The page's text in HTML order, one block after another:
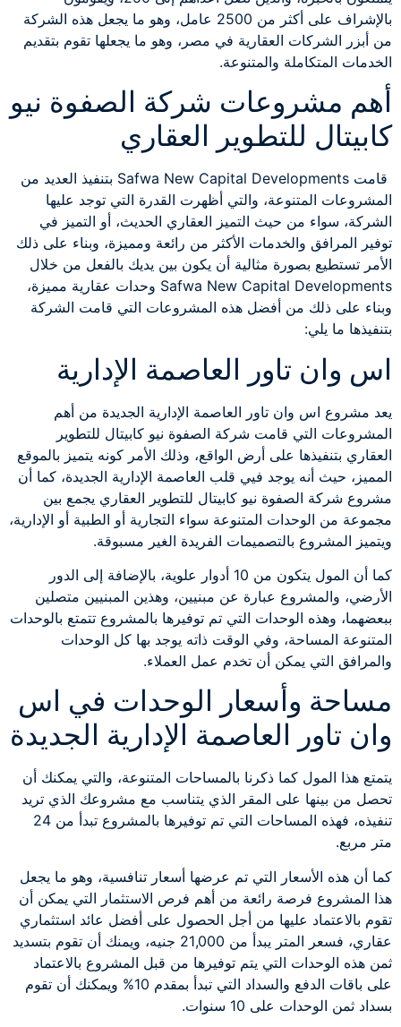
بالإشراف على أكثر من 2500 عامل، وهو ما يجعل هذه الشركة
من أبزر الشركات العقارية في مصر، وهو ما يجعلها تقوم بتقديم
الخدمات المتكاملة والمتنوعة.
أهم مشروعات شركة الصفوة نيو
كابيتال للتطوير العقاري
قامت Safwa New Capital Developments بتنفيذ العديد من
المشروعات المتنوعة، والتي أظهرت القدرة التي توجد عليها
الشركة، سواء من حيث التميز العقاري الحديث، أو التميز في
توفير المرافق والخدمات الأكثر من رائعة ومميزة، وبناء على ذلك
الأمر تستطيع بصورة مثالية أن يكون بين يديك بالفعل من خلال
Safwa New Capital Developments وحدات عقارية مميزة،
وبناء على ذلك من أفضل هذه المشروعات التي قامت الشركة
بتنفيذها ما يلي:
اس وان تاور العاصمة الإدارية
يعد مشروع اس وان تاور العاصمة الإدارية الجديدة من أهم
المشروعات التي قامت شركة الصفوة نيو كابيتال للتطوير
العقاري بتنفيذها على أرض الواقع، وذلك الأمر كونه يتميز بالموقع
المميز، حيث أنه يوجد فيي قلب العاصمة الإدارية الجديدة، كما أن
مشروع شركة الصفوة نيو كابيتال للتطوير العقاري يجمع بين
مجموعة من الوحدات المتنوعة سواء التجارية أو الطبية أو الإدارية،
ويتميز المشروع بالتصميمات الفريدة الغير مسبوقة.
كما أن المول يتكون من 10 أدوار علوية، بالإضافة إلى الدور
الأرضي، والمشروع عبارة عن مبنيين، وهذين المبنيين متصلين
ببعضهما، وهذه الوحدات التي تم توفيرها بالمشروع تتمتع بالوحدات
المتنوعة المساحة، وفي الوقت ذاته يوجد بها كل الوحدات
والمرافق التي يمكن أن تخدم عمل العملاء.
مساحة وأسعار الوحدات في اس
وان تاور العاصمة الإدارية الجديدة
يتمتع هذا المول كما ذكرنا بالمساحات المتنوعة، والتي يمكنك أن
تحصل من بينها على المقر الذي يتناسب مع مشروعك الذي تريد
تنفيذه، فهذه المساحات التي تم توفيرها بالمشروع تبدأ من 24
متر مربع.
كما أن هذه الأسعار التي تم عرضها أسعار تنافسية، وهو ما يجعل
هذا المشروع فرصة رائعة من أهم فرص الاستثمار التي يمكن أن
تقوم بالاعتماد عليها من أجل الحصول على أفضل عائد استثماري
عقاري، فسعر المتر يبدأ من 21,000 جنيه، ويمنك أن تقوم بتسديد
ثمن هذه الوحدات التي يتم توفيرها من قبل المشروع بالاعتماد
على باقات الدفع والسداد التي تبدأ بمقدم 10% ويمكنك أن تقوم
بسداد ثمن الوحدات على 10 سنوات.